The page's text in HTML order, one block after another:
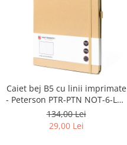
Caiet bej B5 cu linii imprimate
- Peterson PTR-PTN NOT-6-LN-
Q1-8662
134,00 Lei
29,00 Lei